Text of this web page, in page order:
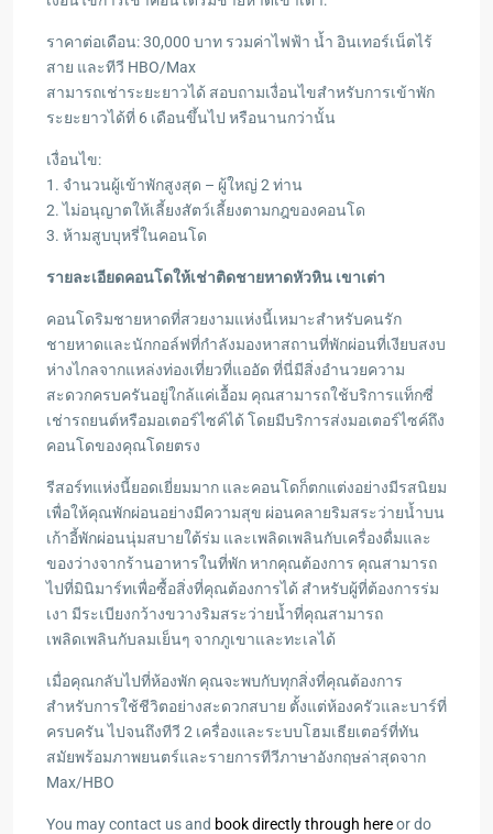
ราคาต่อเดือน: 30,000 บาท รวมค่าไฟฟ้า น้ำ อินเทอร์เน็ตไร้
สาย และทีวี HBO/Max
สามารถเช่าระยะยาวได้ สอบถามเงื่อนไขสำหรับการเข้าพัก
ระยะยาวได้ที่ 6 เดือนขึ้นไป หรือนานกว่านั้น
เงื่อนไข:
1. จำนวนผู้เข้าพักสูงสุด – ผู้ใหญ่ 2 ท่าน
2. ไม่อนุญาตให้เลี้ยงสัตว์เลี้ยงตามกฎของคอนโด
3. ห้ามสูบบุหรี่ในคอนโด
รายละเอียดคอนโดให้เช่าติดชายหาดหัวหิน เขาเต่า
คอนโดริมชายหาดที่สวยงามแห่งนี้เหมาะสำหรับคนรัก
ชายหาดและนักกอล์ฟที่กำลังมองหาสถานที่พักผ่อนที่เงียบสงบ
ห่างไกลจากแหล่งท่องเที่ยวที่แออัด ที่นี่มีสิ่งอำนวยความ
สะดวกครบครันอยู่ใกล้แค่เอื้อม คุณสามารถใช้บริการแท็กซี่
เช่ารถยนต์หรือมอเตอร์ไซค์ได้ โดยมีบริการส่งมอเตอร์ไซค์ถึง
คอนโดของคุณโดยตรง
รีสอร์ทแห่งนี้ยอดเยี่ยมมาก และคอนโดก็ตกแต่งอย่างมีรสนิยม
เพื่อให้คุณพักผ่อนอย่างมีความสุข ผ่อนคลายริมสระว่ายน้ำบน
เก้าอี้พักผ่อนนุ่มสบายใต้ร่ม และเพลิดเพลินกับเครื่องดื่มและ
ของว่างจากร้านอาหารในที่พัก หากคุณต้องการ คุณสามารถ
ไปที่มินิมาร์ทเพื่อซื้อสิ่งที่คุณต้องการได้ สำหรับผู้ที่ต้องการร่ม
เงา มีระเบียงกว้างขวางริมสระว่ายน้ำที่คุณสามารถ
เพลิดเพลินกับลมเย็นๆ จากภูเขาและทะเลได้
เมื่อคุณกลับไปที่ห้องพัก คุณจะพบกับทุกสิ่งที่คุณต้องการ
สำหรับการใช้ชีวิตอย่างสะดวกสบาย ตั้งแต่ห้องครัวและบาร์ที่
ครบครัน ไปจนถึงทีวี 2 เครื่องและระบบโฮมเธียเตอร์ที่ทัน
สมัยพร้อมภาพยนตร์และรายการทีวีภาษาอังกฤษล่าสุดจาก
Max/HBO
You may contact us and book directly through hereor do